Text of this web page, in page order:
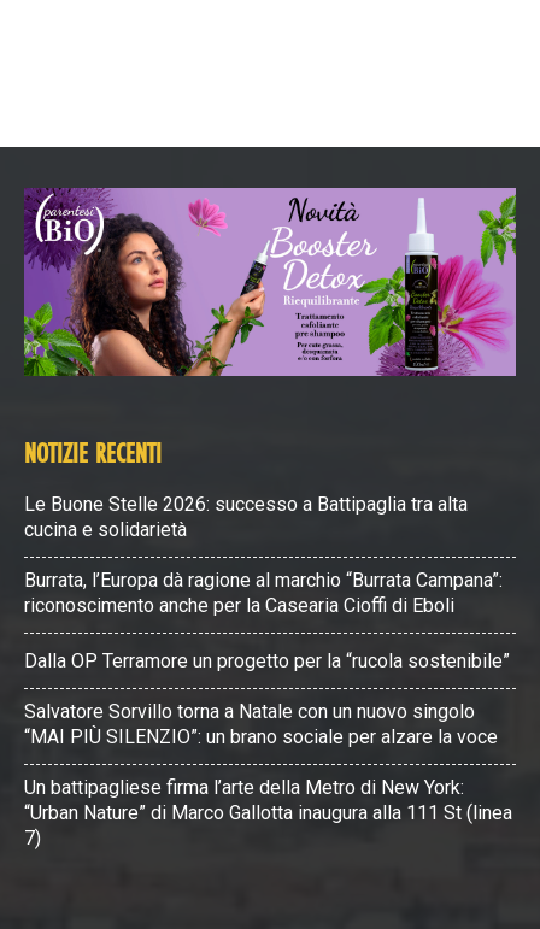
NOTIZIE RECENTI
Le Buone Stelle 2026: successo a Battipaglia tra alta
cucina e solidarietà
Burrata, l’Europa dà ragione al marchio “Burrata Campana”:
riconoscimento anche per la Casearia Cioffi di Eboli
Dalla OP Terramore un progetto per la “rucola sostenibile”
Salvatore Sorvillo torna a Natale con un nuovo singolo
“MAI PIÙ SILENZIO”: un brano sociale per alzare la voce
Un battipagliese firma l’arte della Metro di New York:
“Urban Nature” di Marco Gallotta inaugura alla 111 St (linea
7)